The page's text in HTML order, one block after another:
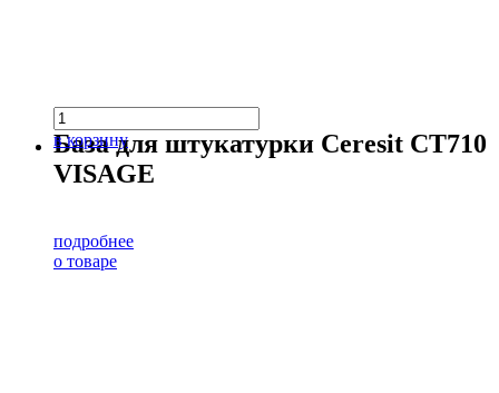
в корзину
База для штукатурки Ceresit CT710
VISAGE
подробнее
о товаре